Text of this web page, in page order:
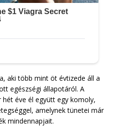
aki több mint öt évtizede áll a
egészségi állapotáról. A
éve él együtt egy komoly,
amelynek tünetei már
mindennapjait.